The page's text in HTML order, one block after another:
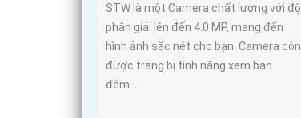
STW là một Camera chất lượng với độ
phân giải lên đến 4.0 MP, mang đến
hình ảnh sắc nét cho bạn. Camera còn
được trang bị tính năng xem ban
đêm...